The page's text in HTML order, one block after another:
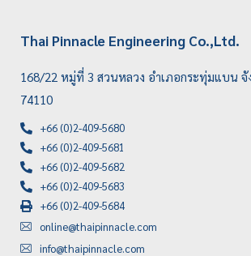
Thai Pinnacle Engineering Co.,Ltd.
168/22 หมู่ที่ 3 สวนหลวง อำเภอกระทุ่มแบน จั
74110
+66 (0)2-409-5680
+66 (0)2-409-5681
+66 (0)2-409-5682
+66 (0)2-409-5683
+66 (0)2-409-5684
online@thaipinnacle.com
info@thaipinnacle.com